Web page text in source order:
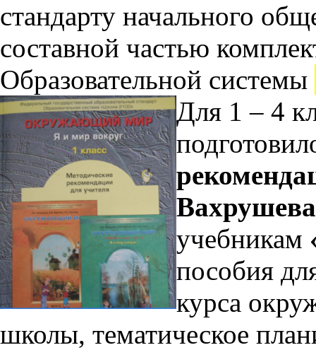
стандарту начального
составной частью
Образовательной системы
Для 1 – 4
учебникам
пособия
курса
школы, тематическое